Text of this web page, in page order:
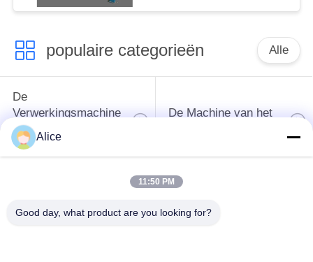
populaire categorieën Alle
De
Verwerkingsmachine
van het
maniokzetmeel
De Machine van het
De
van de maniokbloem
Alice
11:50 PM
Good day, what product are you looking for?